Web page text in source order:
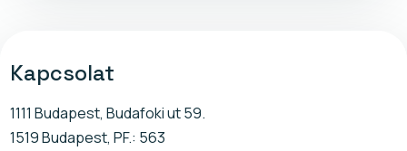
Kapcsolat
1111 Budapest, Budafoki ut 59.
1519 Budapest, PF.: 563